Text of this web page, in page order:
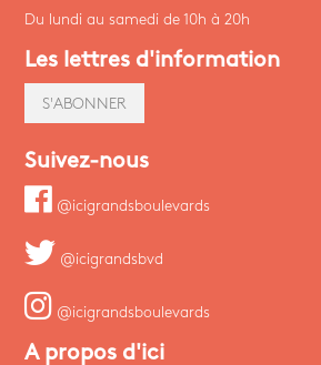
Du lundi au samedi de 10h à 20h
Les lettres d'information
S'ABONNER
Suivez-nous
@icigrandsboulevards
@icigrandsbvd
@icigrandsboulevards
A propos d'ici